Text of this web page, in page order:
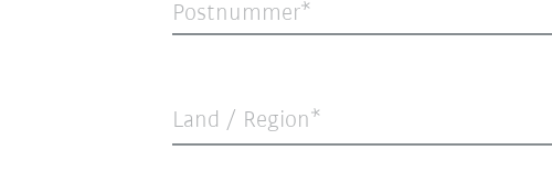
Postnummer
Land / Region*